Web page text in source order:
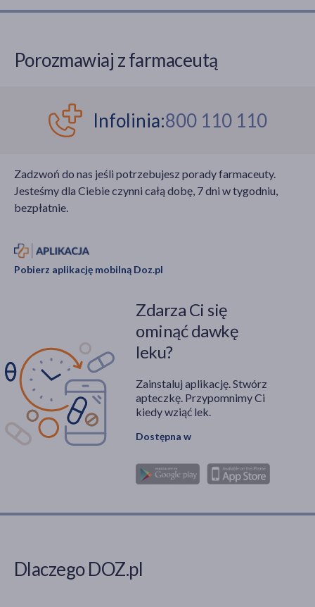
Porozmawiaj z farmaceutą
Infolinia:800 110 110
Zadzwoń do nas jeśli potrzebujesz porady farmaceuty.
Jesteśmy dla Ciebie czynni całą dobę, 7 dni w tygodniu,
bezpłatnie.
Pobierz aplikację mobilną Doz.pl
Zdarza Ci się
ominąć dawkę
leku?
Zainstaluj aplikację. Stwórz
apteczkę. Przypomnimy Ci
kiedy wziąć lek.
Dostępna w
Dlaczego DOZ.pl